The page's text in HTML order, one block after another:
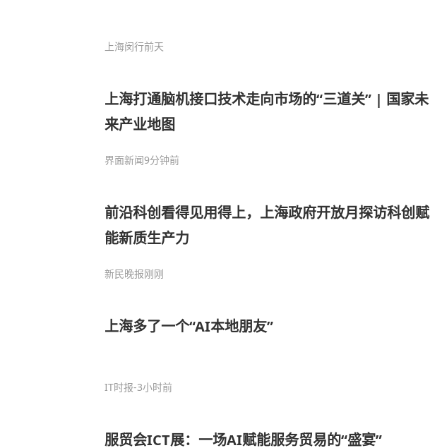
上海闵行前天
上海打通脑机接口技术走向市场的“三道关” | 国家未
来产业地图
界面新闻9分钟前
前沿科创看得见用得上，上海政府开放月探访科创赋
能新质生产力
新民晚报刚刚
上海多了一个“AI本地朋友”
IT时报-3小时前
服贸会ICT展：一场AI赋能服务贸易的“盛宴”